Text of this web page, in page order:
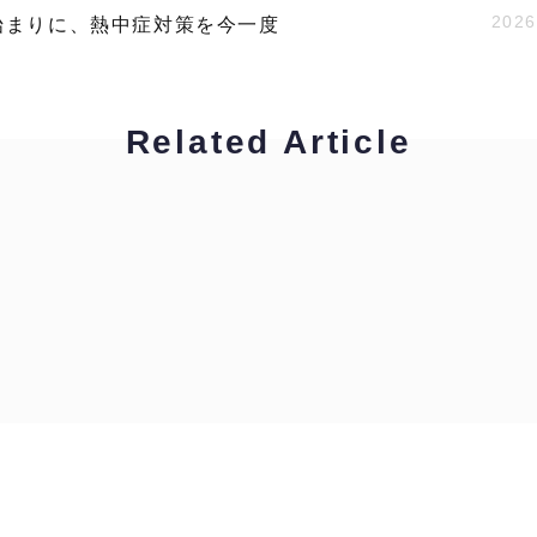
まりに、熱中症対策を今一度
Related Article